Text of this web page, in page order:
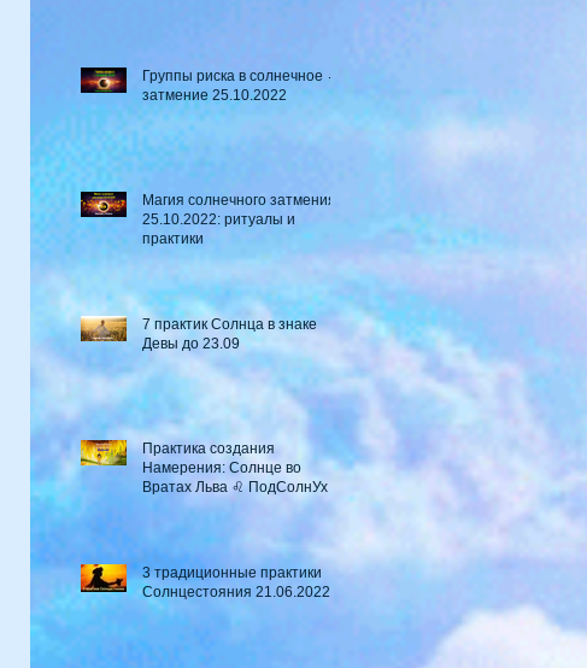
Группы риска в солнечное ☼
затмение​ 25.10.2022
Магия солнечного затмения
25.10.2022: ритуалы и
практики
7 практик Солнца в знаке
Девы до 23.09
Практика создания
Намерения: Солнце во
Вратах Льва ♌ ПодСолнУх
3 традиционные практики
Солнцестояния 21.06.2022